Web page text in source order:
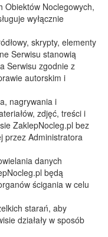
Obiektów Noclegowych,
wyłącznie
skrypty, elementy
Serwisu stanowią
Serwisu zgodnie z
autorskim i
nagrywania i
zdjęć, treści i
ZaklepNocleg.pl bez
przez Administratora
danych
będą
ścigania w celu
starań, aby
działały w sposób